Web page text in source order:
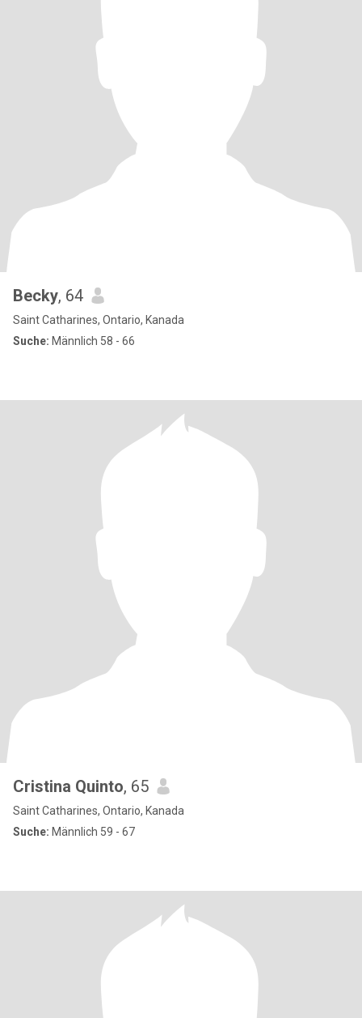
Becky, 64
Saint Catharines, Ontario, Kanada
Suche: Männlich 58 - 66
Cristina Quinto, 65
Saint Catharines, Ontario, Kanada
Suche: Männlich 59 - 67